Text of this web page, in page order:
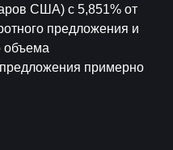
США) с 5,851% от
предложения и
объема
примерно